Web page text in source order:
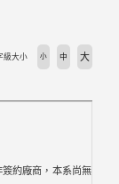
級大小 小 中 大
約廠商，本系尚無